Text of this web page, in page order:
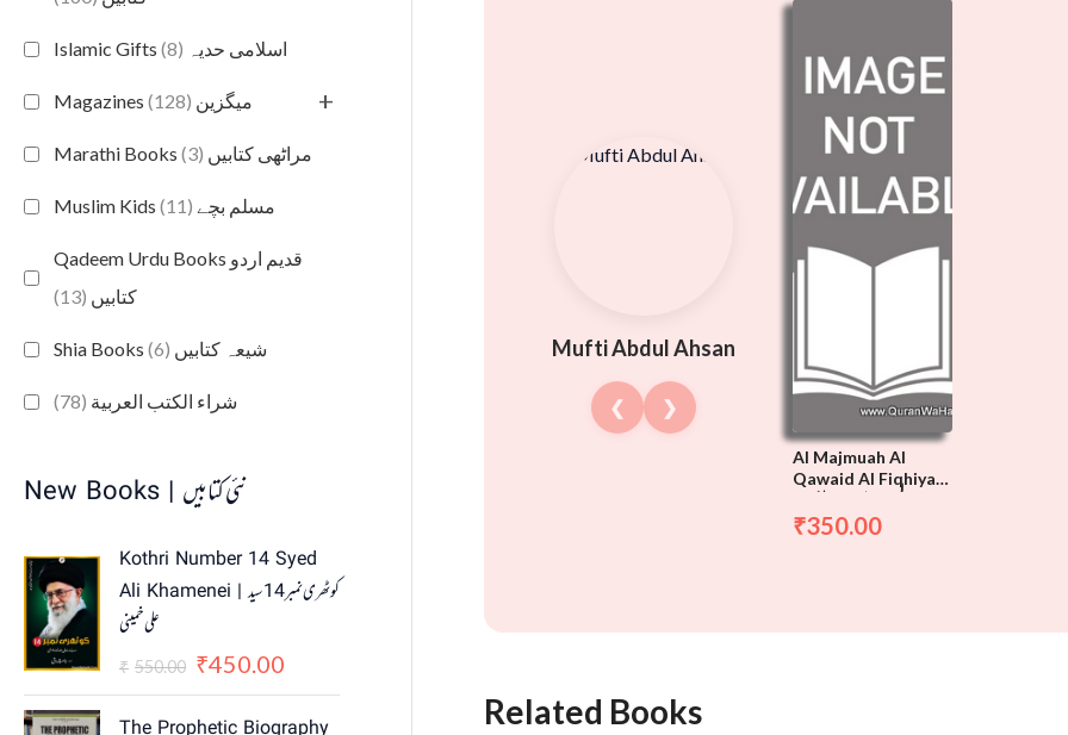
Islamic Gifts اسلامی حدیہ (8)
Magazines میگزین (128) +
Marathi Books مراٹھی کتابیں (3)
Muslim Kids مسلم بچے (11)
Qadeem Urdu Books قدیم اردو
کتابیں (13)
Shia Books شیعہ کتابیں (6)
شراء الكتب العربية (78)
New Books | نئی کتابیں
Kothri Number 14 Syed
Ali Khamenei | کوٹھری نمبر 14 سید
علی خمینی
₹ 550.00
i
i
a
₹450.00
u
r
Mufti Abdul Ahsan
❮ ❯
Al Majmuah Al
Qawaid Al Fiqhiyah
₹350.00
Related Books